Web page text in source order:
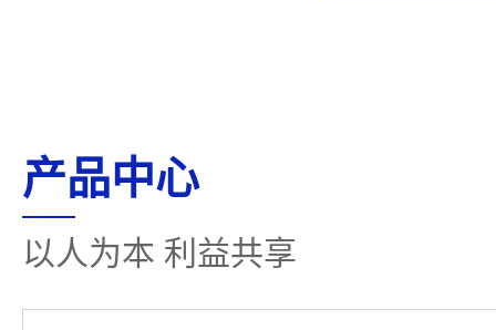
产品中心
以人为本 利益共享